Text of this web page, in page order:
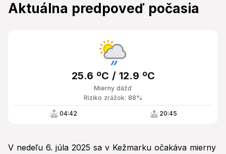
Aktuálna predpoveď počasia
Mierny dážď
25.6 ºC / 12.9 ºC
Riziko zrážok: 88%
04:42 20:45
V nedeľu 6. júla 2025 sa v Kežmarku očakáva mierny